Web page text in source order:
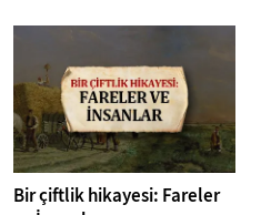
Bir çiftlik hikayesi: Fareler